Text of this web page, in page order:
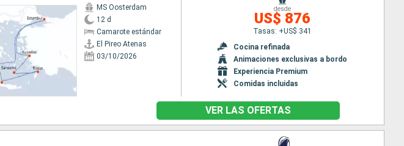
MS Oosterdam
12 d
Camarote estándar
El Pireo Atenas
03/10/2026
desde
US$ 876
Tasas: +US$ 341
Cocina refinada
Animaciones exclusivas a bordo
Experiencia Premium
Comidas incluidas
VER LAS OFERTAS